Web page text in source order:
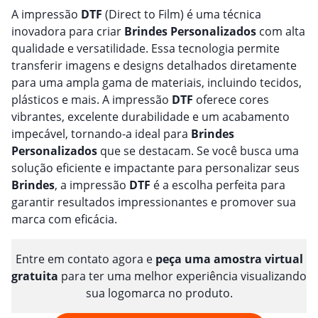
A impressão DTF (Direct to Film) é uma técnica
inovadora para criar Brindes Personalizados com alta
qualidade e versatilidade. Essa tecnologia permite
transferir imagens e designs detalhados diretamente
para uma ampla gama de materiais, incluindo tecidos,
plásticos e mais. A impressão DTF oferece cores
vibrantes, excelente durabilidade e um acabamento
impecável, tornando-a ideal para Brindes
Personalizados que se destacam. Se você busca uma
solução eficiente e impactante para personalizar seus
Brindes, a impressão DTF é a escolha perfeita para
garantir resultados impressionantes e promover sua
marca com eficácia.
Entre em contato agora e peça uma amostra virtual
gratuita para ter uma melhor experiência visualizando
sua logomarca no produto.